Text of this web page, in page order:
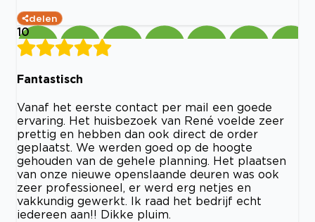
delen
10
Fantastisch
Vanaf het eerste contact per mail een goede
ervaring. Het huisbezoek van René voelde zeer
prettig en hebben dan ook direct de order
geplaatst. We werden goed op de hoogte
gehouden van de gehele planning. Het plaatsen
van onze nieuwe openslaande deuren was ook
zeer professioneel, er werd erg netjes en
vakkundig gewerkt. Ik raad het bedrijf echt
iedereen aan!! Dikke pluim.